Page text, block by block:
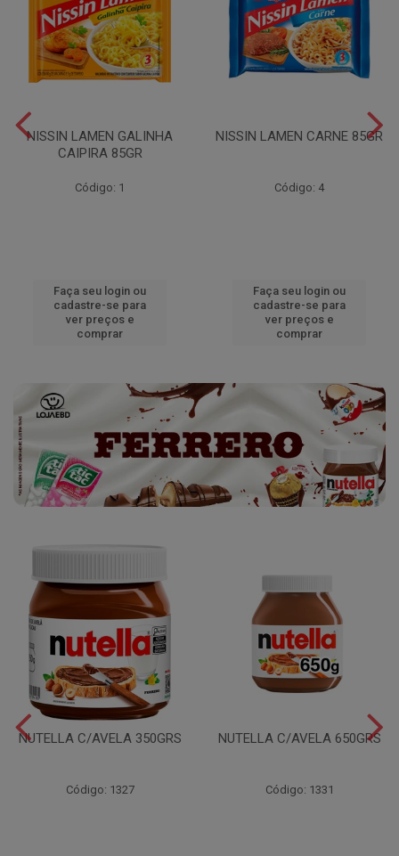
NISSIN LAMEN GALINHA
CAIPIRA 85GR
Código: 1
Faça seu login ou
cadastre-se para
ver preços e
comprar
NISSIN LAMEN CARNE 85GR
Código: 4
Faça seu login ou
cadastre-se para
ver preços e
comprar
NUTELLA C/AVELA 350GRS
Código: 1327
NUTELLA C/AVELA 650GRS
Código: 1331